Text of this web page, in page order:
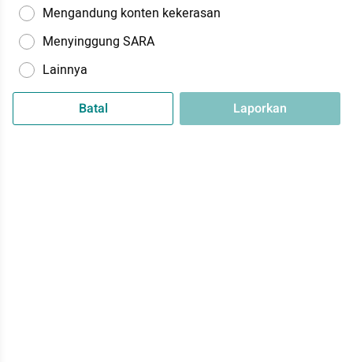
Mengandung konten kekerasan
Menyinggung SARA
Lainnya
Batal Laporkan